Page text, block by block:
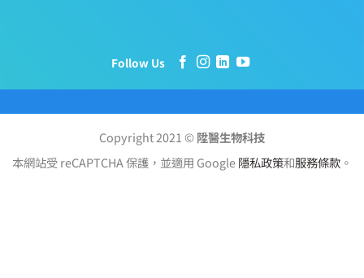
Follow Us
Copyright 2021 © 陞醫生物科技
本網站受 reCAPTCHA 保護，並適用 Google隱私政策和服務條款 。